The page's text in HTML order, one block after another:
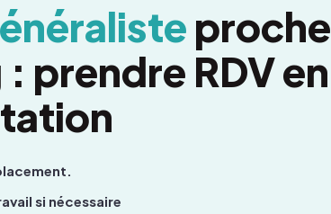
proche
prendre RDV en
si nécessaire